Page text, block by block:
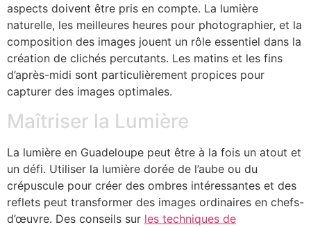
aspects doivent être pris en compte. La lumière
naturelle, les meilleures heures pour photographier, et la
composition des images jouent un rôle essentiel dans la
création de clichés percutants. Les matins et les fins
d’après-midi sont particulièrement propices pour
capturer des images optimales.
Maîtriser la Lumière
La lumière en Guadeloupe peut être à la fois un atout et
un défi. Utiliser la lumière dorée de l’aube ou du
crépuscule pour créer des ombres intéressantes et des
reflets peut transformer des images ordinaires en chefs-
d’œuvre. Des conseils sur les techniques de